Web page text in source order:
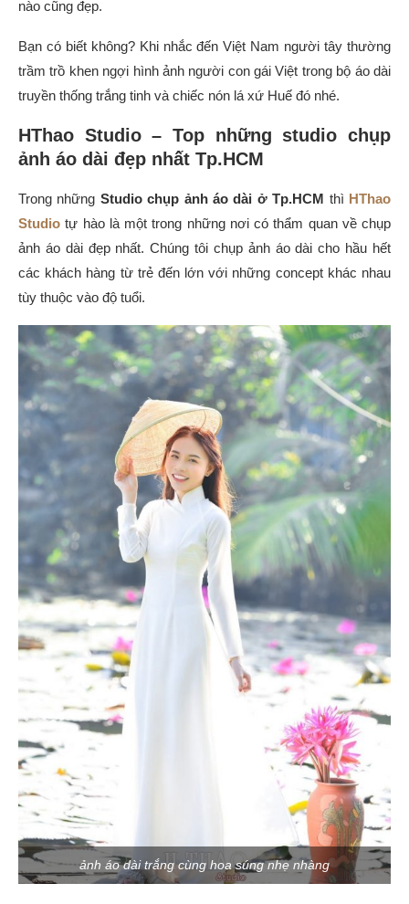
nào cũng đẹp.
Bạn có biết không? Khi nhắc đến Việt Nam người tây thường
trầm trồ khen ngợi hình ảnh người con gái Việt trong bộ áo dài
truyền thống trắng tinh và chiếc nón lá xứ Huế đó nhé.
HThao Studio – Top những studio chụp
ảnh áo dài đẹp nhất Tp.HCM
Trong những Studio chụp ảnh áo dài ở Tp.HCM thì HThao
Studio tự hào là một trong những nơi có thẩm quan về chụp
ảnh áo dài đẹp nhất. Chúng tôi chụp ảnh áo dài cho hầu hết
các khách hàng từ trẻ đến lớn với những concept khác nhau
tùy thuộc vào độ tuổi.
ảnh áo dài trắng cùng hoa súng nhẹ nhàng